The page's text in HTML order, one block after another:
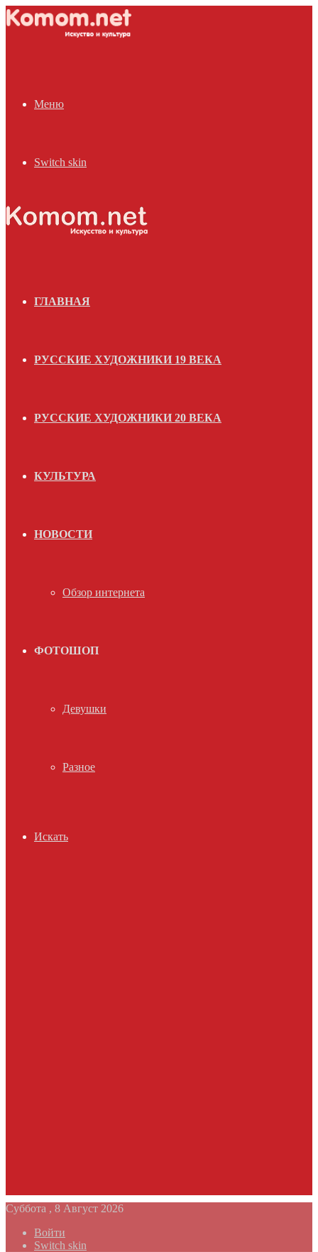
Меню
Switch skin
ГЛАВНАЯ
РУССКИЕ ХУДОЖНИКИ 19 ВЕКА
РУССКИЕ ХУДОЖНИКИ 20 ВЕКА
КУЛЬТУРА
НОВОСТИ
Обзор интернета
ФОТОШОП
Девушки
Разное
Искать
Суббота , 8 Август 2026
Войти
Switch skin